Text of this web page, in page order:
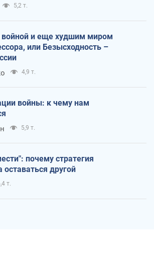
5,2 т.
и еще худшим миром
или Безысходность –
4,9 т.
войны: к чему нам
5,9 т.
почему стратегия
другой
т.